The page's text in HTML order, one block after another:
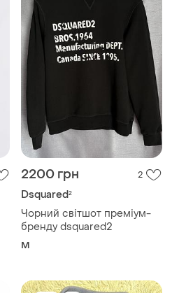
2200 грн 2
Dsquared²
Чорний світшот преміум-
бренду dsquared2
M